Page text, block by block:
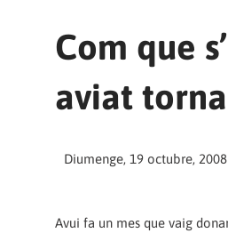
Com que
aviat
Diumenge, 19 octubre, 2008
Avui fa un mes que vaig